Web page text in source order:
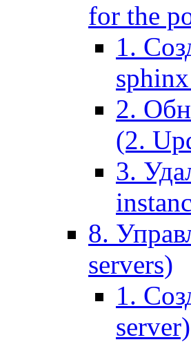
for the
1.
2.
(2.
3.
8.
servers)
1.
server)